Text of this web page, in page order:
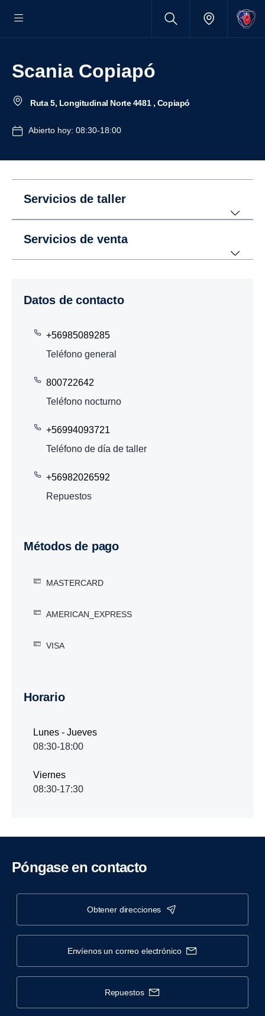
Scania Copiapó
Ruta 5, Longitudinal Norte 4481 , Copiapó
Abierto hoy: 08:30-18:00
Servicios de taller
Servicios de venta
Datos de contacto
+56985089285
Teléfono general
800722642
Teléfono nocturno
+56994093721
Teléfono de día de taller
+56982026592
Repuestos
Métodos de pago
MASTERCARD
AMERICAN_EXPRESS
VISA
Horario
Lunes - Jueves
08:30-18:00
Viernes
08:30-17:30
Póngase en contacto
obtener direcciones
envíenos un correo electrónico
repuestos